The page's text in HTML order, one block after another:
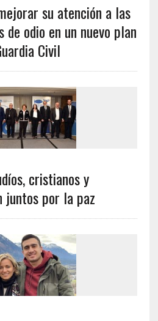
su atención a las
odio en un nuevo plan
Civil
cristianos y
juntos por la paz